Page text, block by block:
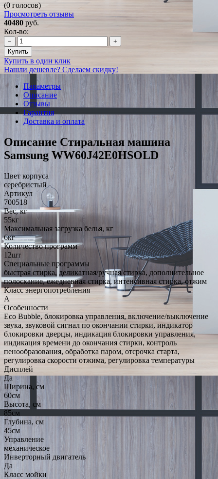
(0 голосов)
Просмотреть отзывы
40480 руб.
Кол-во:
−
+
Купить
Купить в один клик
Нашли дешевле? Сделаем скидку!
Параметры
Описание
Отзывы
Гарантия
Доставка и оплата
Описание Стиральная машина
Samsung WW60J42E0HSOLD
Цвет корпуса
серебристый
Артикул
700518
Вес, кг
55кг
Максимальная загрузка белья, кг
6кг
Количество программ
12шт
Специальные программы
быстрая стирка, деликатная/ручная стирка, дополнительное
полоскание, ежедневная стирка, интенсивная стирка, отжим
Класс энергопотребления
A
Особенности
Eco Bubble, блокировка управления, включение/выключение
звука, звуковой сигнал по окончании стирки, индикатор
блокировки дверцы, индикация блокировки управления,
индикация времени до окончания стирки, контроль
пенообразования, обработка паром, отсрочка старта,
регулировка скорости отжима, регулировка температуры
Дисплей
Да
Ширина, см
60см
Высота, см
85см
Глубина, см
45см
Управление
механическое
Инверторный двигатель
Да
Класс мойки